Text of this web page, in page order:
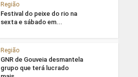
Região
Festival do peixe do rio na
sexta e sábado em...
Região
GNR de Gouveia desmantela
grupo que terá lucrado